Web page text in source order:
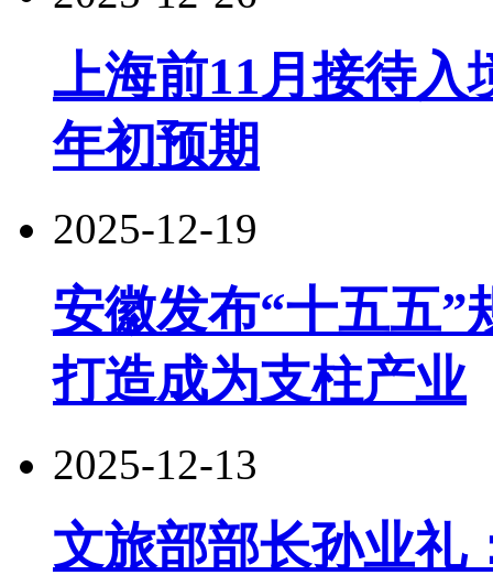
上海前11月接待入
年初预期
2025-12-19
安徽发布“十五五”
打造成为支柱产业
2025-12-13
文旅部部长孙业礼